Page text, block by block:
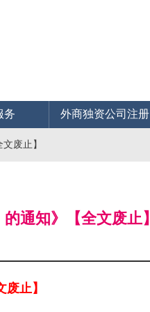
务 外商独资公司注册
废止】
通知》【全文废止】
废止】